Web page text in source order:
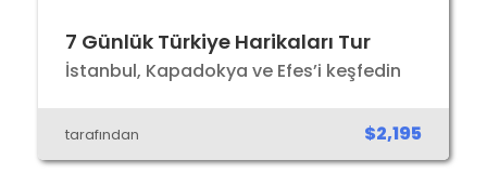
7 Günlük Türkiye Harikaları Tur
İstanbul, Kapadokya ve Efes’i keşfedin
tarafından $2,195